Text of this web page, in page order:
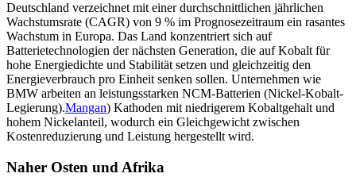
Deutschland verzeichnet mit einer durchschnittlichen jährlichen
Wachstumsrate (CAGR) von 9 % im Prognosezeitraum ein rasantes
Wachstum in Europa. Das Land konzentriert sich auf
Batterietechnologien der nächsten Generation, die auf Kobalt für
hohe Energiedichte und Stabilität setzen und gleichzeitig den
Energieverbrauch pro Einheit senken sollen. Unternehmen wie
BMW arbeiten an leistungsstarken NCM-Batterien (Nickel-Kobalt-
Legierung).Mangan) Kathoden mit niedrigerem Kobaltgehalt und
hohem Nickelanteil, wodurch ein Gleichgewicht zwischen
Kostenreduzierung und Leistung hergestellt wird.
Naher Osten und Afrika